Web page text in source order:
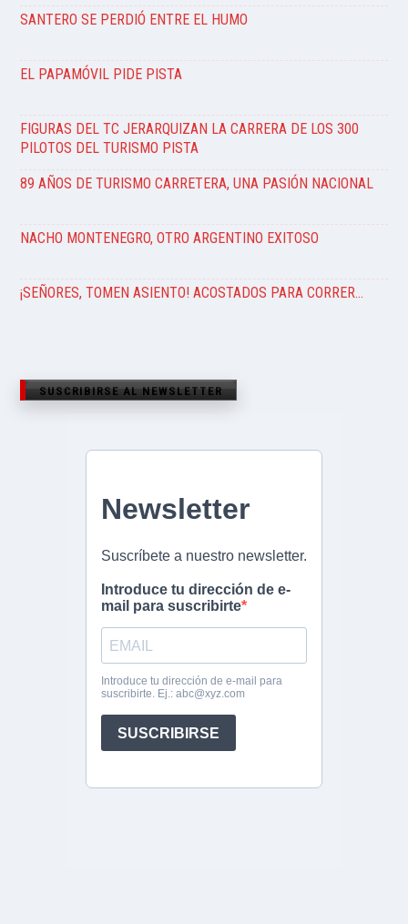
SANTERO SE PERDIÓ ENTRE EL HUMO
EL PAPAMÓVIL PIDE PISTA
FIGURAS DEL TC JERARQUIZAN LA CARRERA DE LOS 300
PILOTOS DEL TURISMO PISTA
89 AÑOS DE TURISMO CARRETERA, UNA PASIÓN NACIONAL
NACHO MONTENEGRO, OTRO ARGENTINO EXITOSO
¡SEÑORES, TOMEN ASIENTO! ACOSTADOS PARA CORRER…
SUSCRIBIRSE AL NEWSLETTER